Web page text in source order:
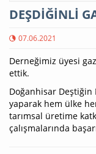
DEŞDİĞİNLİ
07.06.2021
Derneğimiz üyesi
ettik.
Doğanhisar
yaparak hem ülke
tarımsal üretime
çalışmalarında